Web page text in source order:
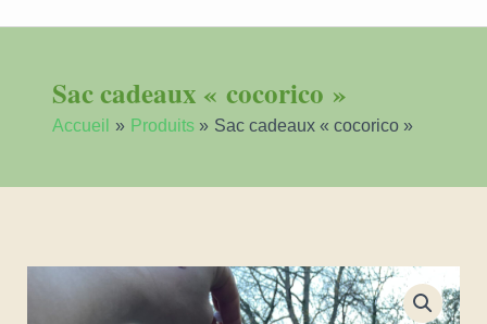
Sac cadeaux « cocorico »
Accueil Produits Sac cadeaux « cocorico »
quantité